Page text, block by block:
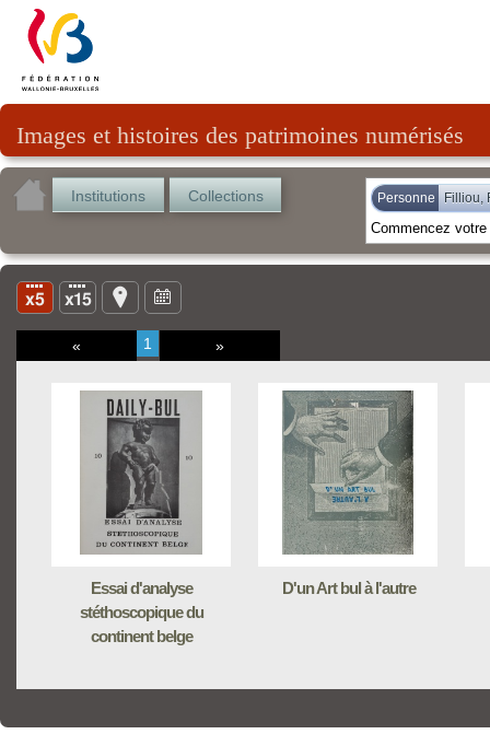
Images et histoires des patrimoines numérisés
Institutions Collections Personne Filliou,
« 1 »
Essai d'analyse
stéthoscopique du
continent belge
D'un Art bul à l'autre